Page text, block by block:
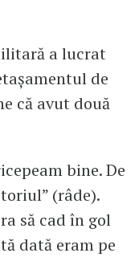
a lucrat
de
că avut două
bine. De
(râde).
să cad în gol
dată eram pe